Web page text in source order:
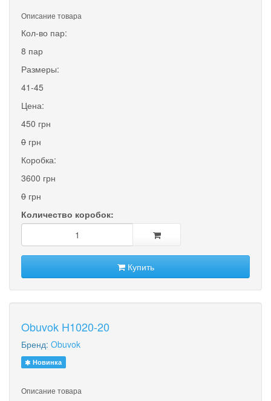
Описание товара
Кол-во пар:
8 пар
Размеры:
41-45
Цена:
450 грн
0 грн
Коробка:
3600 грн
0 грн
Количество коробок:
Купить
Obuvok H1020-20
Бренд: Obuvok
Новинка
Описание товара